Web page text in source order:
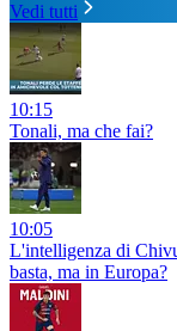
Vedi tutti
10:15
Tonali, ma che fai?
10:05
L'intelligenza di
basta, ma in Europa?